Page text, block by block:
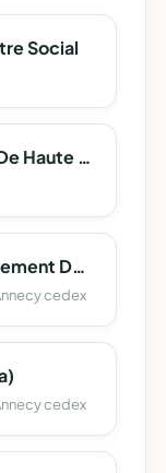
Social
Liaison Comites D'entreprise De Haute Savoie (L.c.e. 74)
Association Pour Le Developpement De L'emploi Agricole Et Rural De Haute-Savoie
cedex
cedex